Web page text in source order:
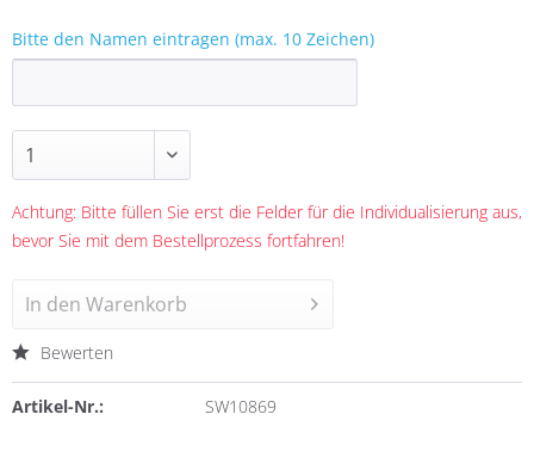
Bitte den Namen eintragen (max. 10 Zeichen)
Achtung: Bitte füllen Sie erst die Felder für die Individualisierung aus,
bevor Sie mit dem Bestellprozess fortfahren!
In den Warenkorb
Bewerten
Artikel-Nr.: SW10869